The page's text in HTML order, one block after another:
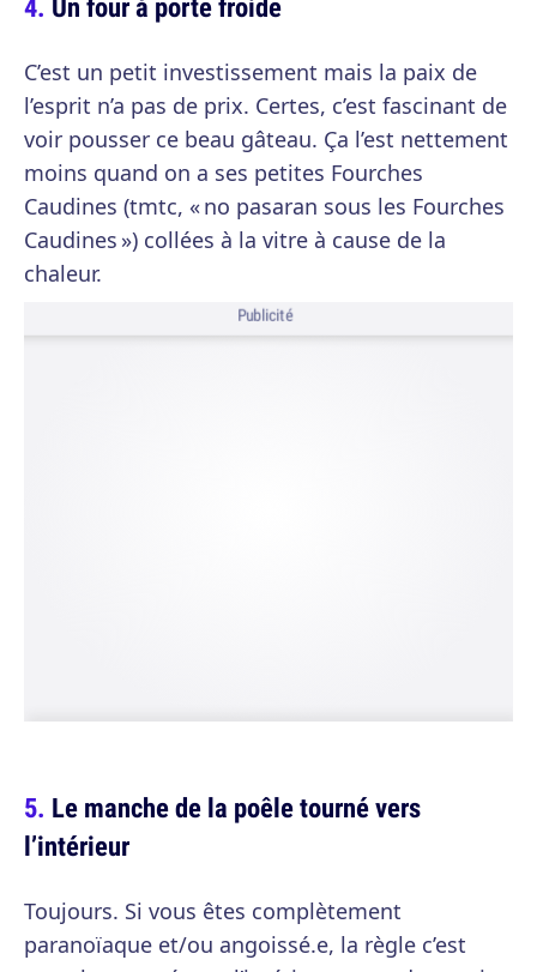
C’est un petit investissement mais la paix de
l’esprit n’a pas de prix. Certes, c’est fascinant de
voir pousser ce beau gâteau. Ça l’est nettement
moins quand on a ses petites Fourches
Caudines (tmtc, « no pasaran sous les Fourches
Caudines ») collées à la vitre à cause de la
chaleur.
Publicité
Le manche de la poêle tourné vers
l’intérieur
Toujours. Si vous êtes complètement
paranoïaque et/ou angoissé.e, la règle c’est